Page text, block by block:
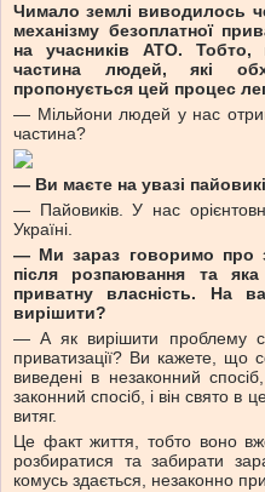
Чимало землі виводилось
механізму безоплатної
на учасників АТО. Тобто,
частина людей, які
пропонується цей процес
— Мільйони людей у нас
частина?
— Ви маєте на увазі
— Пайовиків. У нас
Україні.
— Ми зараз говоримо про
після розпаювання та
приватну власність. На
вирішити?
— А як вирішити проблему
приватизації? Ви кажете, що
виведені в незаконний
законний спосіб, і він свято в
витяг.
Це факт життя, тобто воно
розбиратися та забирати
комусь здається, незаконно